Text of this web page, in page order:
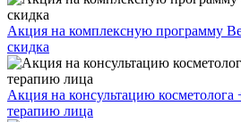
Акция на комплексную программу
скидка
Акция на консультацию
терапию лица